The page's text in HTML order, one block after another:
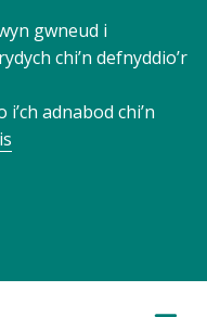
gwneud i
chi’n defnyddio’r
adnabod chi’n